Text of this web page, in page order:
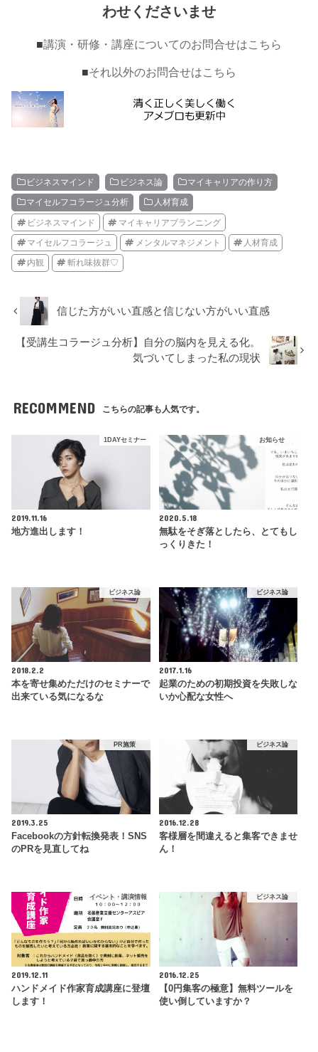
わせくださいませ
■講演・研修・講座についてのお問合せはこちら
■それ以外のお問合せはこちら
ビジネスマインド ビジネス論 マイキャリアの作り方
マイセルフコラージュ分析 人材育成
ビジネスマインド マイキャリアプランニング
マイセルフコラージュ メンタルマネジメント 人材育成
内観 斬れ味抜群♡
信じた方がいい直感と信じない方がいい直感
【受講生コラージュ分析】自分の脳内を見える化。
気づいてしまった私の現状
RECOMMEND こちらの記事も人気です。
1DAYセミナー
2019.11.16
地方進出します！
お知らせ
2020.5.18
無駄をそぎ落としたら、とてもし
っくりきた！
ビジネス論
2018.2.2
本を寄せ集めただけのセミナーで
出来ている気になるな
ビジネス論
2017.1.16
起業のための初期投資を失敗しな
いか心配な女性へ
PR施策
2019.3.25
Facebookの方針転換発表！SNS
のPRを見直してね
ビジネス論
2016.12.28
客様層を間違えると集客できませ
ん！
イベント・講演情報
2019.12.11
ハンドメイド作家育成講座に登壇
します！
ビジネス論
2016.12.25
【0円集客の極意】無料ツールを
使い倒していますか？